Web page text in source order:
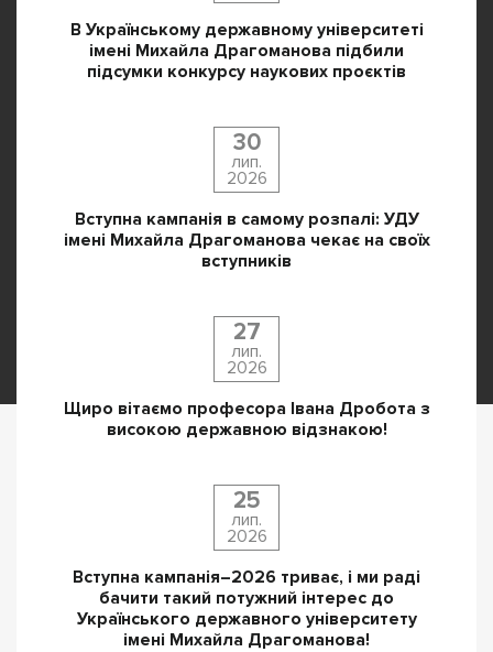
В Українському державному університеті
імені Михайла Драгоманова підбили
підсумки конкурсу наукових проєктів
30
лип.
2026
Вступна кампанія в самому розпалі: УДУ
імені Михайла Драгоманова чекає на своїх
вступників
27
лип.
2026
Щиро вітаємо професора Івана Дробота з
високою державною відзнакою!
25
лип.
2026
Вступна кампанія–2026 триває, і ми раді
бачити такий потужний інтерес до
Українського державного університету
імені Михайла Драгоманова!